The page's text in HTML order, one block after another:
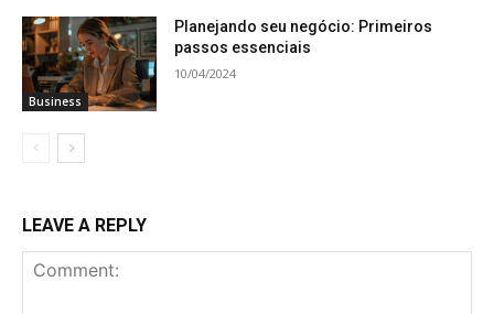
Business
Planejando seu negócio: Primeiros
passos essenciais
10/04/2024
LEAVE A REPLY